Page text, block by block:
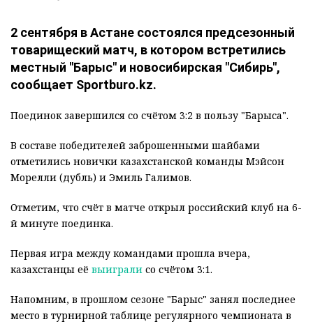
2 сентября в Астане состоялся предсезонный
товарищеский матч, в котором встретились
местный "Барыс" и новосибирская "Сибирь",
сообщает Sportburo.kz.
Поединок завершился со счётом 3:2 в пользу "Барыса".
В составе победителей заброшенными шайбами
отметились новички казахстанской команды Мэйсон
Морелли (дубль) и Эмиль Галимов.
Отметим, что счёт в матче открыл российский клуб на 6-
й минуте поединка.
Первая игра между командами прошла вчера,
казахстанцы её выиграли со счётом 3:1.
Напомним, в прошлом сезоне "Барыс" занял последнее
место в турнирной таблице регулярного чемпионата в